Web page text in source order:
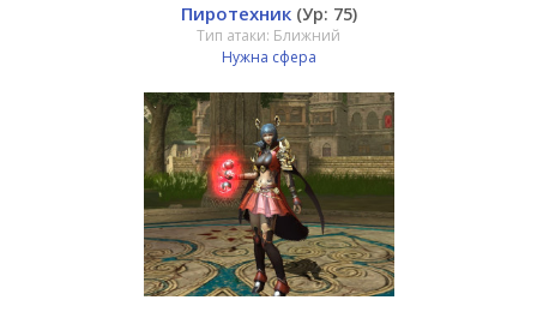
Пиротехник (Ур: 75)
Тип атаки: Ближний
Нужна сфера